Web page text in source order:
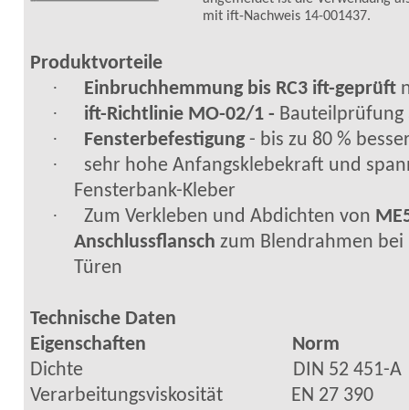
mit ift-Nachweis 14-001437.
Produktvorteile
· Einbruchhemmung bis RC3 ift-geprüft
· ift-Richtlinie MO-02/1 - Bauteilprüfung
· Fensterbefestigung- bis zu 80 %
·
sehr hohe Anfangsklebekraft und
Fensterbank-Kleber
· Zum Verkleben und Abdichten von
Anschlussflansch zum Blendrahmen
Türen
Technische Daten
Eigenschaften
Norm
Dichte
DIN 52 451-A
Verarbeitungsviskosität
EN 27 390